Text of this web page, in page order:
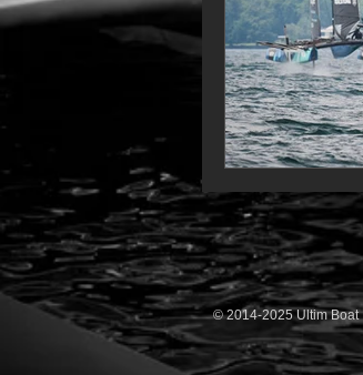
© 2014-2025 Ultim Boat